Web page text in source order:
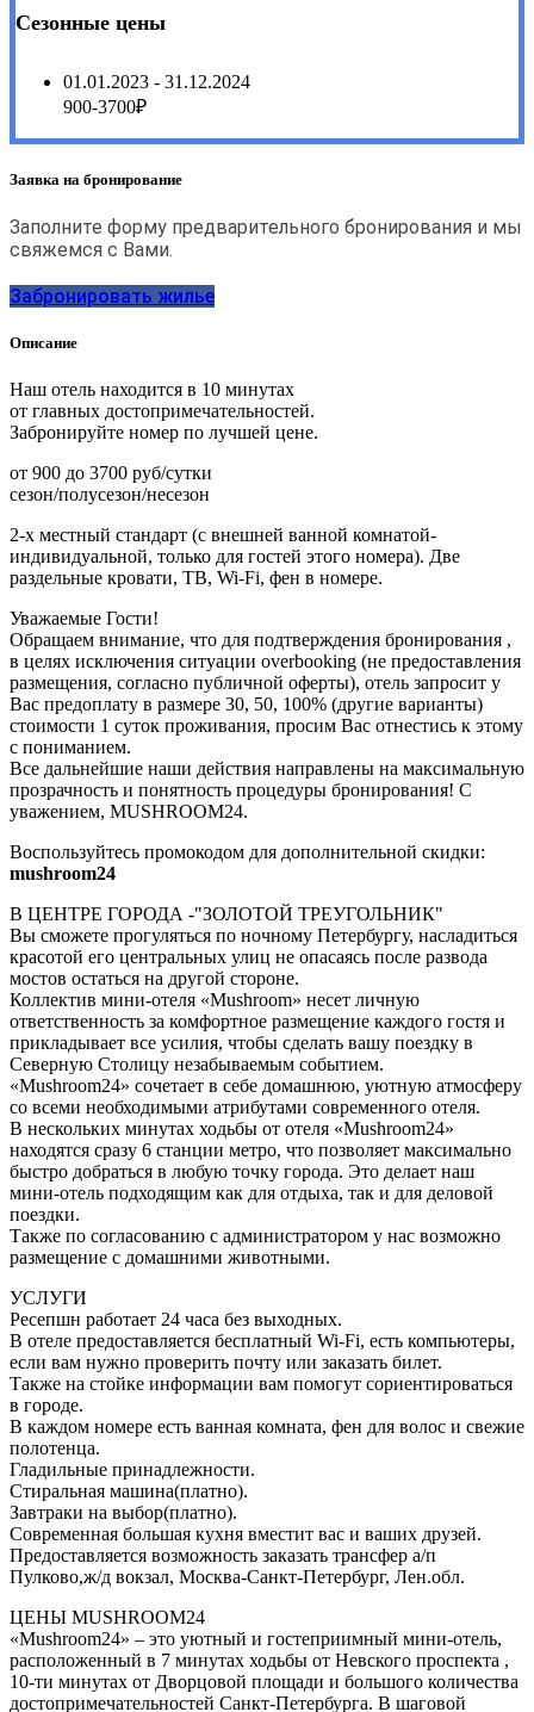
Сезонные цены
01.01.2023 - 31.12.2024
900-3700₽
Заявка на бронирование
Заполните форму предварительного бронирования и мы
свяжемся с Вами.
Забронировать жилье
Описание
Наш отель находится в 10 минутах
от главных достопримечательностей.
Забронируйте номер по лучшей цене.
от 900 до 3700 руб/сутки
сезон/полусезон/несезон
2-х местный стандарт (с внешней ванной комнатой-
индивидуальной, только для гостей этого номера). Две
раздельные кровати, ТВ, Wi-Fi, фен в номере.
Уважаемые Гости!
Обращаем внимание, что для подтверждения бронирования ,
в целях исключения ситуации overbooking (не предоставления
размещения, согласно публичной оферты), отель запросит у
Вас предоплату в размере 30, 50, 100% (другие варианты)
стоимости 1 суток проживания, просим Вас отнестись к этому
с пониманием.
Все дальнейшие наши действия направлены на максимальную
прозрачность и понятность процедуры бронирования! С
уважением, MUSHROOM24.
Воспользуйтесь промокодом для дополнительной скидки:
mushroom24
В ЦЕНТРЕ ГОРОДА -"ЗОЛОТОЙ ТРЕУГОЛЬНИК"
Вы сможете прогуляться по ночному Петербургу, насладиться
красотой его центральных улиц не опасаясь после развода
мостов остаться на другой стороне.
Коллектив мини-отеля «Mushroom» несет личную
ответственность за комфортное размещение каждого гостя и
прикладывает все усилия, чтобы сделать вашу поездку в
Северную Столицу незабываемым событием.
«Mushroom24» сочетает в себе домашнюю, уютную атмосферу
со всеми необходимыми атрибутами современного отеля.
В нескольких минутах ходьбы от отеля «Mushroom24»
находятся сразу 6 станции метро, что позволяет максимально
быстро добраться в любую точку города. Это делает наш
мини-отель подходящим как для отдыха, так и для деловой
поездки.
Также по согласованию с администратором у нас возможно
размещение с домашними животными.
УСЛУГИ
Ресепшн работает 24 часа без выходных.
В отеле предоставляется бесплатный Wi-Fi, есть компьютеры,
если вам нужно проверить почту или заказать билет.
Также на стойке информации вам помогут сориентироваться
в городе.
В каждом номере есть ванная комната, фен для волос и свежие
полотенца.
Гладильные принадлежности.
Стиральная машина(платно).
Завтраки на выбор(платно).
Современная большая кухня вместит вас и ваших друзей.
Предоставляется возможность заказать трансфер а/п
Пулково,ж/д вокзал, Москва-Санкт-Петербург, Лен.обл.
ЦЕНЫ MUSHROOM24
«Mushroom24» – это уютный и гостеприимный мини-отель,
расположенный в 7 минутах ходьбы от Невского проспекта ,
10-ти минутах от Дворцовой площади и большого количества
достопримечательностей Санкт-Петербурга. В шаговой